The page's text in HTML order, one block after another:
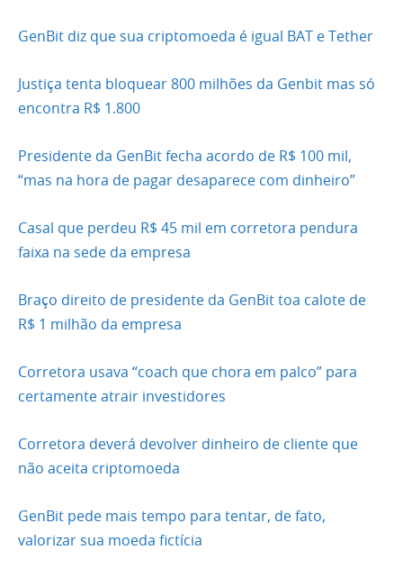
GenBit diz que sua criptomoeda é igual BAT e Tether
Justiça tenta bloquear 800 milhões da Genbit mas só
encontra R$ 1.800
Presidente da GenBit fecha acordo de R$ 100 mil,
“mas na hora de pagar desaparece com dinheiro”
Casal que perdeu R$ 45 mil em corretora pendura
faixa na sede da empresa
Braço direito de presidente da GenBit toa calote de
R$ 1 milhão da empresa
Corretora usava “coach que chora em palco” para
certamente atrair investidores
Corretora deverá devolver dinheiro de cliente que
não aceita criptomoeda
GenBit pede mais tempo para tentar, de fato,
valorizar sua moeda fictícia